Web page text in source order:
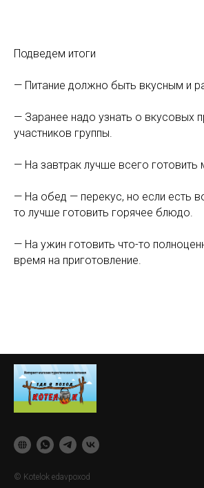
Подведем итоги
— Питание должно быть вкусным и
— Заранее надо узнать о вкусовых
участников группы.
— На завтрак лучше всего готовить
— На обед — перекус, но если есть
то лучше готовить горячее блюдо.
— На ужин готовить что-то
время на приготовление.
© Kotelok edavpoxod